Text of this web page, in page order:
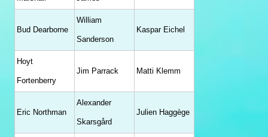
Bud Dearborne
William
Sanderson
Kaspar Eichel
Hoyt
Fortenberry
Jim Parrack Matti Klemm
Eric Northman
Alexander
Skarsgård
Julien Haggège